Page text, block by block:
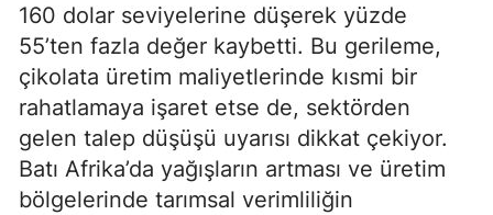
160 dolar seviyelerine düşerek yüzde
55’ten fazla değer kaybetti. Bu gerileme,
çikolata üretim maliyetlerinde kısmi bir
rahatlamaya işaret etse de, sektörden
gelen talep düşüşü uyarısı dikkat çekiyor.
Batı Afrika’da yağışların artması ve üretim
bölgelerinde tarımsal verimliliğin